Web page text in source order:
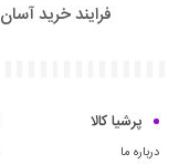
فرایند خرید آسان
پرشیا کالا
درباره ما